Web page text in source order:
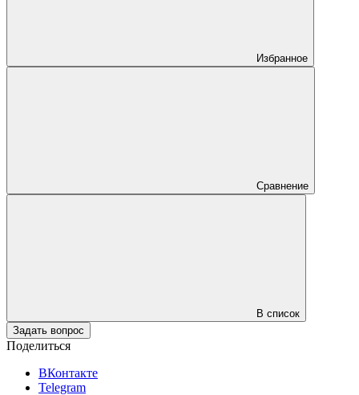
Избранное
Сравнение
В список
Задать вопрос
Поделиться
ВКонтакте
Telegram